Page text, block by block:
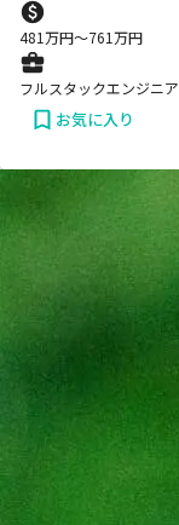
481万円〜761万円
フルスタックエンジニア
お気に入り